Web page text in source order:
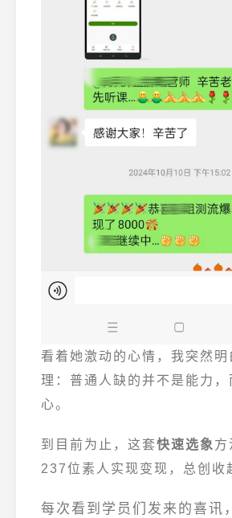
看着她激动的心情，我突然明
理：普通人缺的并不是能力，
心。
到目前为止， 这套快速选象 方
237位素人实现变现，总创收
每次看到学员们发来的喜讯